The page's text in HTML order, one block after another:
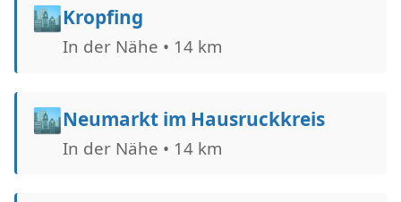
🏙️Kropfing
In der Nähe • 14 km
🏙️Neumarkt im Hausruckkreis
In der Nähe • 14 km